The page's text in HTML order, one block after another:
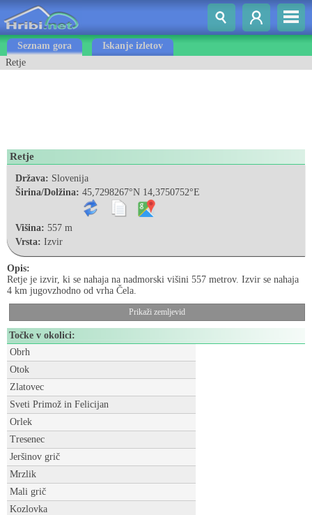
Seznam gora
Iskanje izletov
Retje
Retje
Država: Slovenija
Širina/Dolžina: 45,7298267°N 14,3750752°E
Višina: 557 m
Vrsta: Izvir
Opis:
Retje je izvir, ki se nahaja na nadmorski višini 557 metrov. Izvir se nahaja
4 km jugovzhodno od vrha Čela.
Prikaži zemljevid
Točke v okolici:
Obrh
Otok
Zlatovec
Sveti Primož in Felicijan
Orlek
Tresenec
Jeršinov grič
Mrzlik
Mali grič
Kozlovka